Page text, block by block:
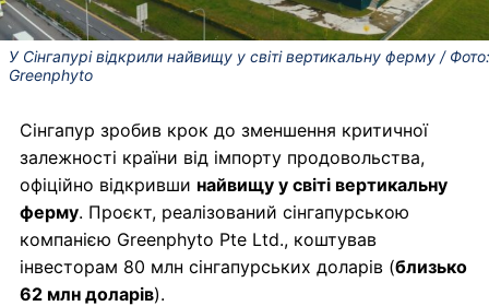
У Сінгапурі відкрили найвищу у світі вертикальну ферму / Фото:
Greenphyto
Сінгапур зробив крок до зменшення критичної
залежності країни від імпорту продовольства,
офіційно відкривши найвищу у світі вертикальну
ферму. Проєкт, реалізований сінгапурською
компанією Greenphyto Pte Ltd., коштував
інвесторам 80 млн сінгапурських доларів (близько
62 млн доларів).